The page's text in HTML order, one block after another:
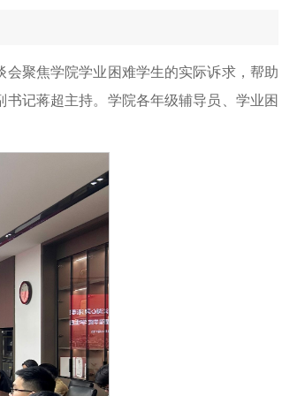
会聚焦学院学业困难学生的实际诉求，帮助
记蒋超主持。学院各年级辅导员、学业困